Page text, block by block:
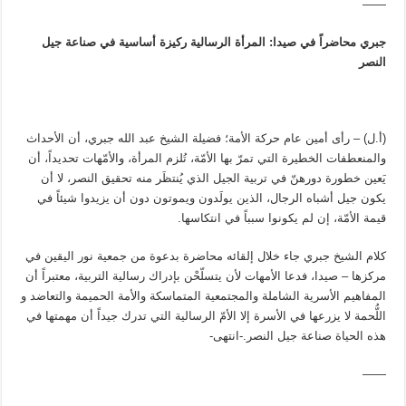
——
جبري محاضراً في صيدا: المرأة الرسالية ركيزة أساسية في صناعة جيل
النصر
(أ.ل) – رأى أمين عام حركة الأمة؛ فضيلة الشيخ عبد الله جبري، أن الأحداث
والمنعطفات الخطيرة التي تمرّ بها الأمّة، تُلزم المرأة، والأمّهات تحديداً، أن
يَعين خطورة دورهنّ في تربية الجيل الذي يُنتظَر منه تحقيق النصر، لا أن
يكون جيل أشباه الرجال، الذين يولَدون ويموتون دون أن يزيدوا شيئاً في
قيمة الأمّة، إن لم يكونوا سبباً في انتكاسها.
كلام الشيخ جبري جاء خلال إلقائه محاضرة بدعوة من جمعية نور اليقين في
مركزها – صيدا، فدعا الأمهات لأن يتسلّحْن بإدراك رسالية التربية، معتبراً أن
المفاهيم الأسرية الشاملة والمجتمعية المتماسكة والأمة الحميمة والتعاضد و
اللُّحمة لا يزرعها في الأسرة إلا الأمّ الرسالية التي تدرك جيداً أن مهمتها في
هذه الحياة صناعة جيل النصر.-انتهى-
——